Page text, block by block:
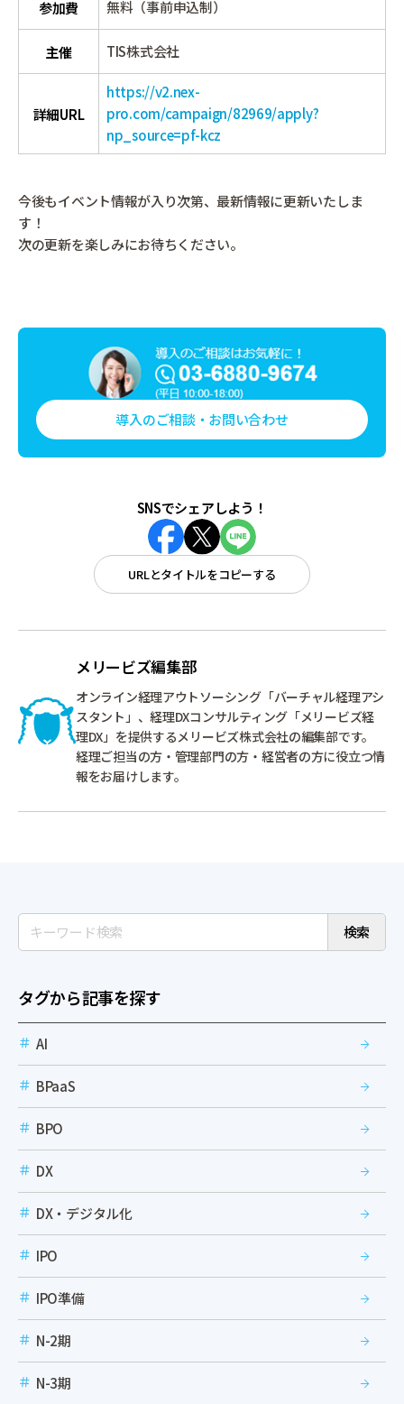
参加費 無料（事前申込制）
主催 TIS株式会社
詳細URL
https://v2.nex-
pro.com/campaign/82969/apply?
np_source=pf-kcz
今後もイベント情報が入り次第、最新情報に更新いたしま
す！
次の更新を楽しみにお待ちください。
導入のご相談・お問い合わせ
SNSでシェアしよう！
URLとタイトルをコピーする
メリービズ編集部
オンライン経理アウトソーシング「バーチャル経理アシ
スタント」、経理DXコンサルティング「メリービズ経
理DX」を提供するメリービズ株式会社の編集部です。
経理ご担当の方・管理部門の方・経営者の方に役立つ情
報をお届けします。
検索
タグから記事を探す
AI
BPaaS
BPO
DX
DX・デジタル化
IPO
IPO準備
N-2期
N-3期